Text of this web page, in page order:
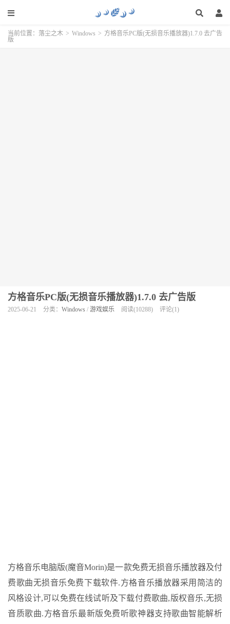
当前位置： 落尘之木 > Windows > 方格音乐PC版(无损音乐播放器)1.7.0 去广告
版
方格音乐PC版(无损音乐播放器)1.7.0 去广告版
2025-06-21 分类： Windows / 游戏娱乐 阅读(10288) 评论(1)
方格音乐电脑版(魔音Morin)是一款免费无损音乐播放器及付
费歌曲无损音乐免费下载软件.方格音乐播放器采用简洁的
风格设计,可以免费在线试听及下载付费歌曲,版权音乐,无损
音质歌曲.方格音乐最新版免费听歌神器支持歌曲智能解析